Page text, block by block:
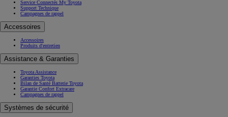
Service Connectés My Toyota
Support Technique
Campagnes de rappel
Accessoires
Accessoires
Produits d'entretien
Assistance & Garanties
Toyota Assistance
Garanties Toyota
Bilan de Santé Batterie Toyota
Garantie Confort Extracare
Campagnes de rappel
Systèmes de sécurité